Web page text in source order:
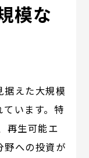
模な
据えた大規模
います。特
再生可能エ
野への投資が